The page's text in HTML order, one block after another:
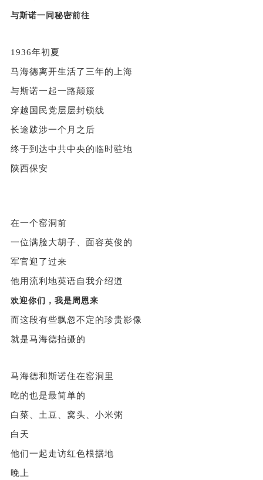
与斯诺一同秘密前往
1936年初夏
马海德离开生活了三年的上海
与斯诺一起一路颠簸
穿越国民党层层封锁线
长途跋涉一个月之后
终于到达中共中央的临时驻地
陕西保安
在一个窑洞前
一位满脸大胡子、面容英俊的
军官迎了过来
他用流利地英语自我介绍道
欢迎你们，我是周恩来
而这段有些飘忽不定的珍贵影像
就是马海德拍摄的
马海德和斯诺住在窑洞里
吃的也是最简单的
白菜、土豆、窝头、小米粥
白天
他们一起走访红色根据地
晚上